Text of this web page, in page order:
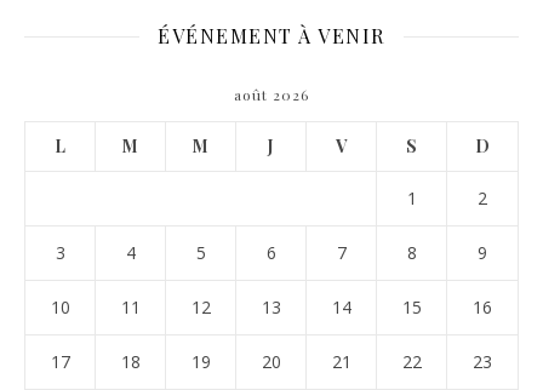
ÉVÉNEMENT À VENIR
août 2026
L M M J V S D
1 2
3 4 5 6 7 8 9
10 11 12 13 14 15 16
17 18 19 20 21 22 23